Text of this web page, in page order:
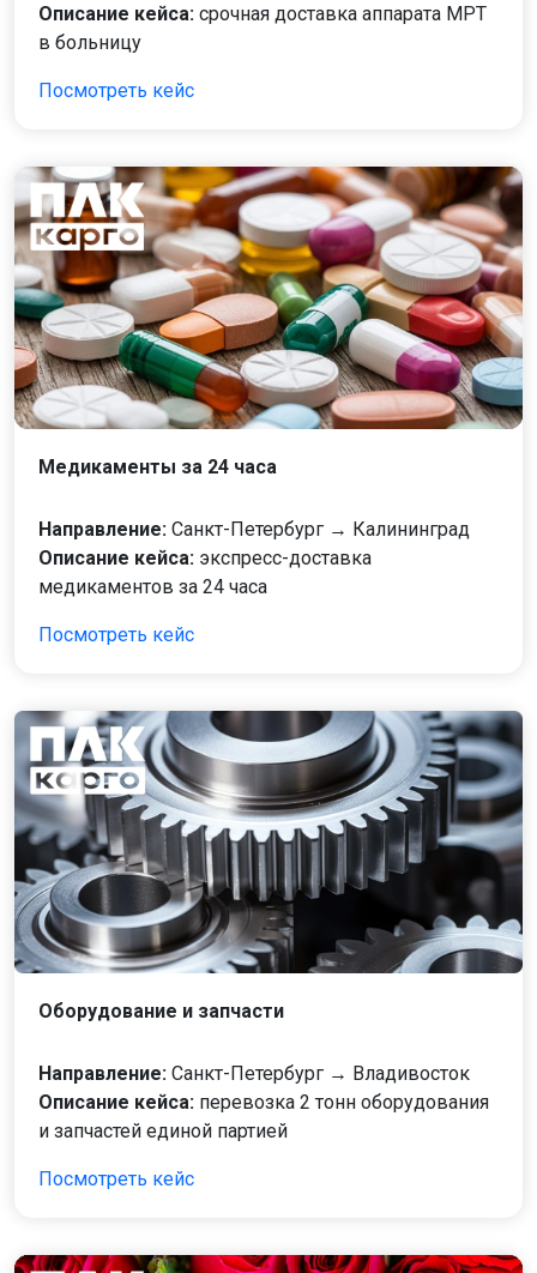
Описание кейса: срочная доставка аппарата МРТ
в больницу
Посмотреть кейс
Медикаменты за 24 часа
Направление: Санкт-Петербург → Калининград
Описание кейса: экспресс-доставка
медикаментов за 24 часа
Посмотреть кейс
Оборудование и запчасти
Направление: Санкт-Петербург → Владивосток
Описание кейса: перевозка 2 тонн оборудования
и запчастей единой партией
Посмотреть кейс